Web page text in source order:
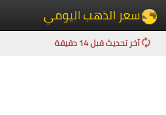
سعر الذهب اليومي
آخر تحديث قبل 14 دقيقة